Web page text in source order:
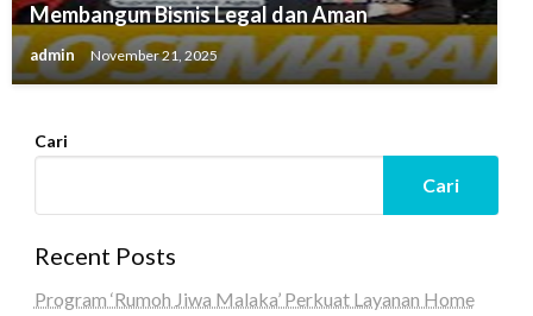
Membangun Bisnis Legal dan Aman
admin November 21, 2025
Cari
Cari
Recent Posts
Program ‘Rumoh Jiwa Malaka’ Perkuat Layanan Home